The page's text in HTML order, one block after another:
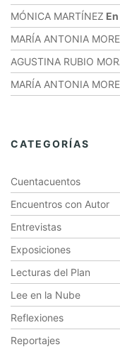
MÓNICA MARTÍNEZ En
MARÍA ANTONIA
AGUSTINA RUBIO
MARÍA ANTONIA
CATEGORÍAS
Cuentacuentos
Encuentros con Autor
Entrevistas
Exposiciones
Lecturas del Plan
Lee en la Nube
Reflexiones
Reportajes